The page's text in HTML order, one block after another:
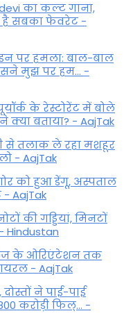
का कल्ट गाना,
है सबका फेवरेट -
पर हमला: बाल-बाल
मुझ पर हम... -
के रेस्टोरेंट में बोले
बताया? - AajTak
से तलाक ले रहा मशहूर
- AajTak
को हुआ डेंगू, अस्पताल
AajTak
की गड्डियां, मिनटों
के ओरिएंटेशन तक
- AajTak
ने पाई-पाई
करोड़ी फिल्... -